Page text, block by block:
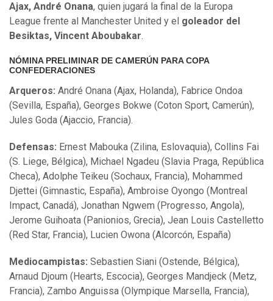
Ajax, André Onana, quien jugará la final de la Europa
League frente al Manchester United y el goleador del
Besiktas, Vincent Aboubakar.
NÓMINA PRELIMINAR DE CAMERÚN PARA COPA
CONFEDERACIONES
Arqueros: André Onana (Ajax, Holanda), Fabrice Ondoa
(Sevilla, España), Georges Bokwe (Coton Sport, Camerún),
Jules Goda (Ajaccio, Francia).
Defensas: Ernest Mabouka (Zilina, Eslovaquia), Collins Fai
(S. Liege, Bélgica), Michael Ngadeu (Slavia Praga, República
Checa), Adolphe Teikeu (Sochaux, Francia), Mohammed
Djettei (Gimnastic, España), Ambroise Oyongo (Montreal
Impact, Canadá), Jonathan Ngwem (Progresso, Angola),
Jerome Guihoata (Panionios, Grecia), Jean Louis Castelletto
(Red Star, Francia), Lucien Owona (Alcorcón, España)
Mediocampistas: Sebastien Siani (Ostende, Bélgica),
Arnaud Djoum (Hearts, Escocia), Georges Mandjeck (Metz,
Francia), Zambo Anguissa (Olympique Marsella, Francia),